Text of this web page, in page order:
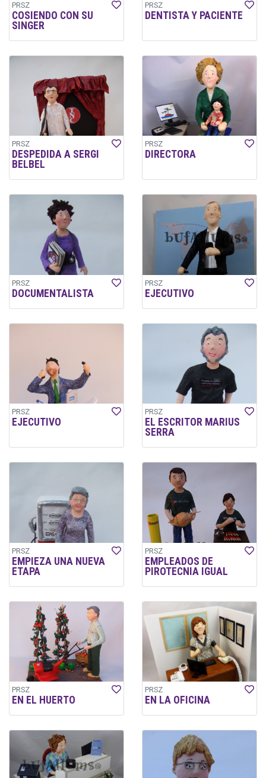
PRSZ
COSIENDO CON SU
SINGER
PRSZ
DENTISTA Y PACIENTE
PRSZ
DESPEDIDA A SERGI
BELBEL
PRSZ
DIRECTORA
PRSZ
DOCUMENTALISTA
PRSZ
EJECUTIVO
PRSZ
EJECUTIVO
PRSZ
EL ESCRITOR MARIUS
SERRA
PRSZ
EMPIEZA UNA NUEVA
ETAPA
PRSZ
EMPLEADOS DE
PIROTECNIA IGUAL
PRSZ
EN EL HUERTO
PRSZ
EN LA OFICINA